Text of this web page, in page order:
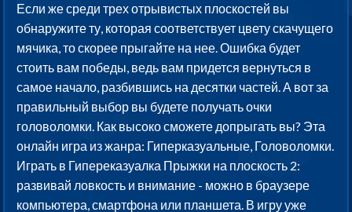
Если же среди трех отрывистых плоскостей вы
обнаружите ту, которая соответствует цвету скачущего
мячика, то скорее прыгайте на нее. Ошибка будет
стоить вам победы, ведь вам придется вернуться в
самое начало, разбившись на десятки частей. А вот за
правильный выбор вы будете получать очки
головоломки. Как высоко сможете допрыгать вы? Эта
онлайн игра из жанра: Гиперказуальные, Головоломки.
Играть в Гипереказуалка Прыжки на плоскость 2:
развивай ловкость и внимание - можно в браузере
компьютера, смартфона или планшета. В игру уже